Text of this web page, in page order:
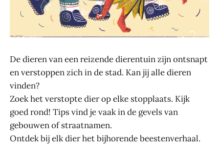
De dieren van een reizende dierentuin zijn ontsnapt
en verstoppen zich in de stad. Kan jij alle dieren
vinden?
Zoek het verstopte dier op elke stopplaats. Kijk
goed rond! Tips vind je vaak in de gevels van
gebouwen of straatnamen.
Ontdek bij elk dier het bijhorende beestenverhaal.